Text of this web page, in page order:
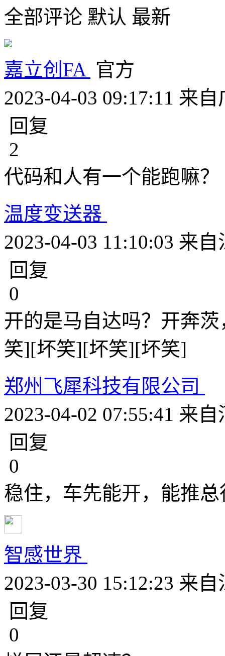
全部评论 默认 最新
嘉立创FA 官方
2023-04-03 09:17:11 来自
回复
2
代码和人有一个能跑嘛？
温度变送器
2023-04-03 11:10:03 来自
回复
0
开的是马自达吗？开奔
笑][坏笑][坏笑][坏笑]
郑州飞犀科技有限公司
2023-04-02 07:55:41 来自
回复
0
稳住，车先能开，能推
智感世界
2023-03-30 15:12:23 来自
回复
0